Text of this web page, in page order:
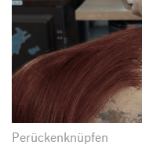
Perückenknüpfen